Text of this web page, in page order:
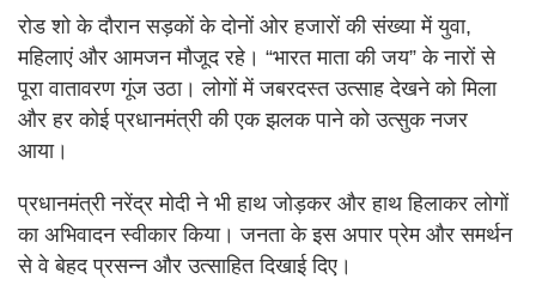
रोड शो के दौरान सड़कों के दोनों ओर हजारों की संख्या में युवा,
महिलाएं और आमजन मौजूद रहे। “भारत माता की जय” के नारों से
पूरा वातावरण गूंज उठा। लोगों में जबरदस्त उत्साह देखने को मिला
और हर कोई प्रधानमंत्री की एक झलक पाने को उत्सुक नजर
आया।
प्रधानमंत्री नरेंद्र मोदी ने भी हाथ जोड़कर और हाथ हिलाकर लोगों
का अभिवादन स्वीकार किया। जनता के इस अपार प्रेम और समर्थन
से वे बेहद प्रसन्न और उत्साहित दिखाई दिए।